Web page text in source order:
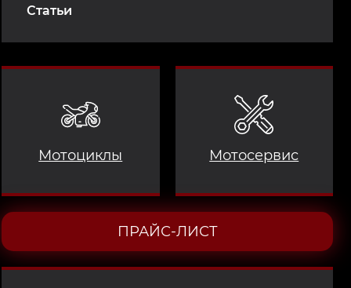
Статьи
Мотоциклы Мотосервис
ПРАЙС-ЛИСТ